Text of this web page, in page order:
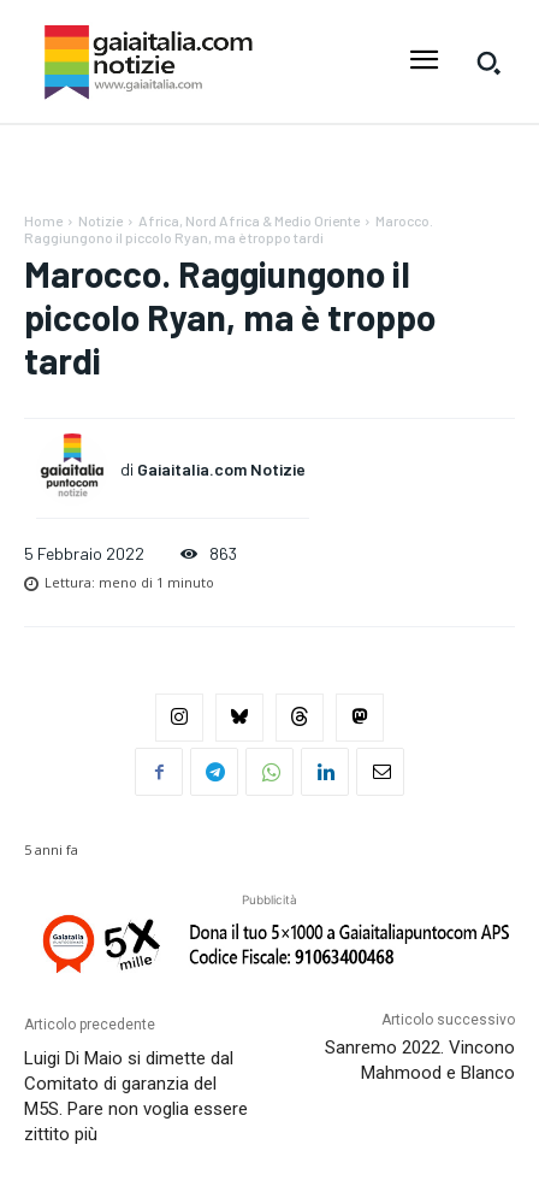
Home Notizie Africa, Nord Africa & Medio Oriente
Marocco.
Raggiungono il piccolo Ryan, ma è troppo tardi
Marocco. Raggiungono il
piccolo Ryan, ma è troppo
tardi
di Gaiaitalia.com Notizie
5 Febbraio 2022 863
Lettura: meno di 1 minuto
5 anni fa
Pubblicità
Articolo precedente
Luigi Di Maio si dimette dal
Comitato di garanzia del
M5S. Pare non voglia essere
zittito più
Articolo successivo
Sanremo 2022. Vincono
Mahmood e Blanco